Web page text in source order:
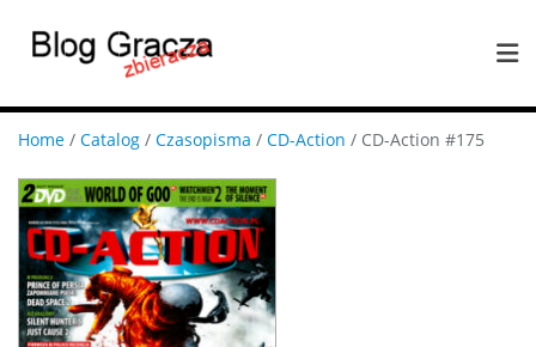
Home / Catalog / Czasopisma / CD-Action / CD-Action #175